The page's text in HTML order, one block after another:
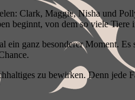
Clark, Maggie, Nisha und
beginnt, von dem so viele Tiere
ein ganz besonderer
zu bewirken. Denn